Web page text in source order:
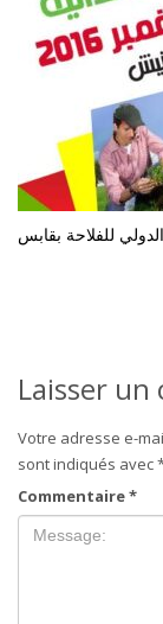
للفلاحة بقابس
Laisser
Votre adresse e-
sont indiqués avec
Commentaire*